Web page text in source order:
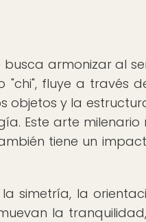
busca armonizar al
fluye a través
objetos y la
Este arte milenario
tiene un
simetría, la
la